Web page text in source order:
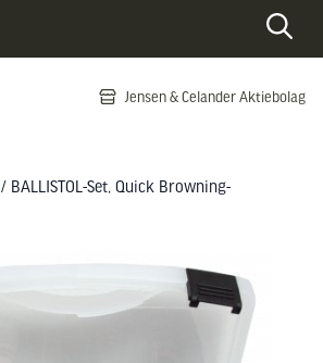
Jensen & Celander Aktiebolag
/ BALLISTOL-Set, Quick Browning-